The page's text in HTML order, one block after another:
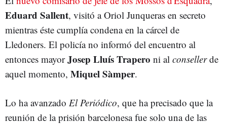
Eduard Sallent, visitó a Oriol Junqueras en secreto
mientras éste cumplía condena en la cárcel de
Lledoners. El policía no informó del encuentro al
entonces mayorJosep Lluís Trapero ni al consellerde
aquel momento, Miquel Sàmper.
Lo ha avanzado El Periódico, que ha precisado que la
reunión de la prisión barcelonesa fue solo una de las